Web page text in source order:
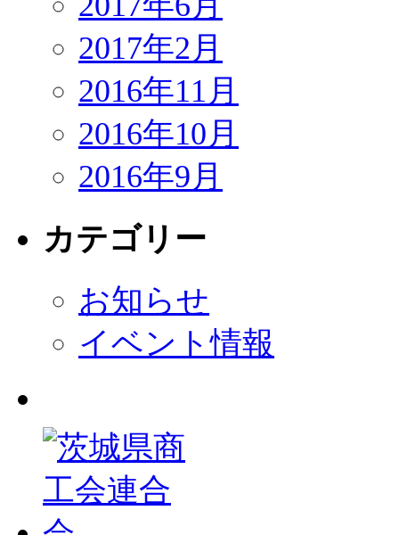
2017年2月
2016年11月
2016年10月
2016年9月
カテゴリー
お知らせ
イベント情報